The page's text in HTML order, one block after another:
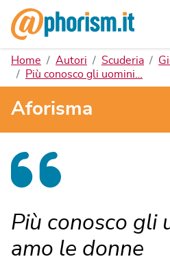
Home Autori Scuderia
Più conosco gli uomini…
Aforisma
Più conosco gli
amo le donne